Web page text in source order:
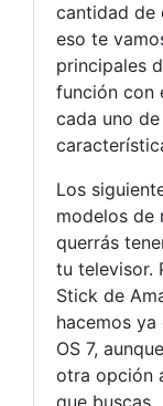
cantidad de
eso te
principales
función con
cada uno
Los
modelos de
querrás
tu televisor.
Stick de
hacemos
OS 7,
otra opción